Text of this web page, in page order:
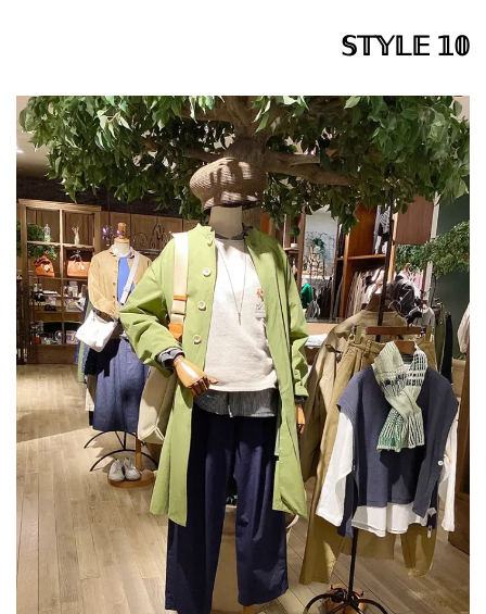
𝕊𝕋𝕐𝕃𝔼 𝟙𝟘